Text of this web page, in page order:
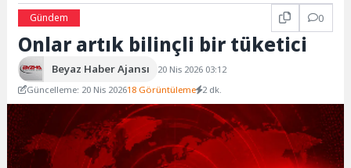
Gündem 0
Onlar artık bilinçli bir tüketici
Beyaz Haber Ajansı
20 Nis 2026 03:12
Güncelleme: 20 Nis 202618 Görüntüleme 2 dk.